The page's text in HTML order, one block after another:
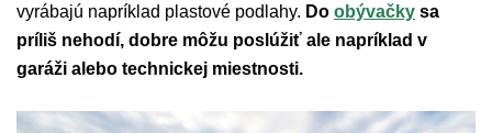
vyrábajú napríklad plastové podlahy. Do obývačky sa
príliš nehodí, dobre môžu poslúžiť ale napríklad v
garáži alebo technickej miestnosti.